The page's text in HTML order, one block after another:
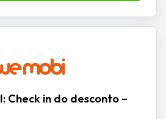
Check in do desconto –